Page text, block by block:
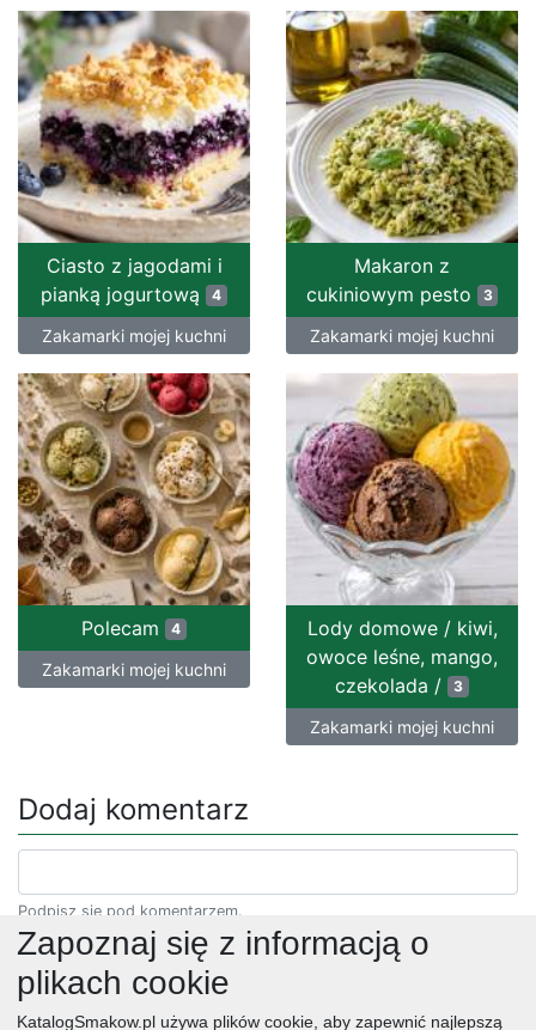
Ciasto z jagodami i
pianką jogurtową 4
Zakamarki mojej kuchni
Makaron z
cukiniowym pesto
3
Zakamarki mojej kuchni
Polecam 4
Zakamarki mojej kuchni
Lody domowe / kiwi,
owoce leśne, mango,
czekolada / 3
Zakamarki mojej kuchni
Dodaj komentarz
Podpisz się pod komentarzem.
Zapoznaj się z informacją o
plikach cookie
KatalogSmakow.pl używa plików cookie, aby zapewnić najlepszą